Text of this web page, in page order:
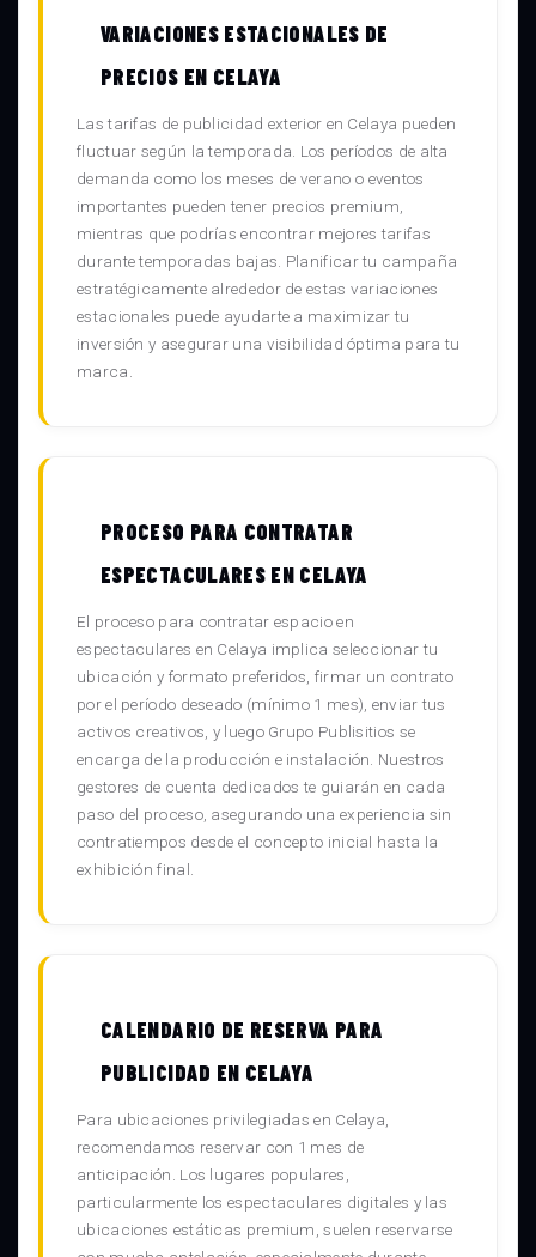
VARIACIONES ESTACIONALES DE
PRECIOS EN CELAYA
Las tarifas de publicidad exterior en Celaya pueden
fluctuar según la temporada. Los períodos de alta
demanda como los meses de verano o eventos
importantes pueden tener precios premium,
mientras que podrías encontrar mejores tarifas
durante temporadas bajas. Planificar tu campaña
estratégicamente alrededor de estas variaciones
estacionales puede ayudarte a maximizar tu
inversión y asegurar una visibilidad óptima para tu
marca.
PROCESO PARA CONTRATAR
ESPECTACULARES EN CELAYA
El proceso para contratar espacio en
espectaculares en Celaya implica seleccionar tu
ubicación y formato preferidos, firmar un contrato
por el período deseado (mínimo 1 mes), enviar tus
activos creativos, y luego Grupo Publisitios se
encarga de la producción e instalación. Nuestros
gestores de cuenta dedicados te guiarán en cada
paso del proceso, asegurando una experiencia sin
contratiempos desde el concepto inicial hasta la
exhibición final.
CALENDARIO DE RESERVA PARA
PUBLICIDAD EN CELAYA
Para ubicaciones privilegiadas en Celaya,
recomendamos reservar con 1 mes de
anticipación. Los lugares populares,
particularmente los espectaculares digitales y las
ubicaciones estáticas premium, suelen reservarse